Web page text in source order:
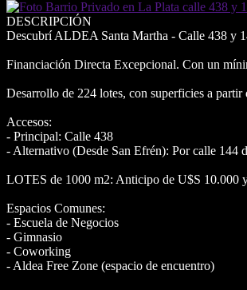
DESCRIPCIÓN
Descubrí ALDEA Santa Martha - Calle 438 y
Financiación Directa Excepcional. Con un
Desarrollo de 224 lotes, con superficies a
Accesos:
- Principal: Calle 438
- Alternativo (Desde San Efrén): Por calle 144
LOTES de 1000 m2: Anticipo de U$S 10.000
Espacios Comunes:
- Escuela de Negocios
- Gimnasio
- Coworking
- Aldea Free Zone (espacio de encuentro)